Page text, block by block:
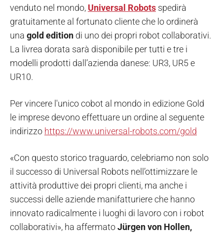
venduto nel mondo, Universal Robots spedirà
gratuitamente al fortunato cliente che lo ordinerà
una gold edition di uno dei propri robot collaborativi.
La livrea dorata sarà disponibile per tutti e tre i
modelli prodotti dall’azienda danese: UR3, UR5 e
UR10.
Per vincere l'unico cobot al mondo in edizione Gold
le imprese devono effettuare un ordine al seguente
indirizzo https://www.universal-robots.com/gold
«Con questo storico traguardo, celebriamo non solo
il successo di Universal Robots nell’ottimizzare le
attività produttive dei propri clienti, ma anche i
successi delle aziende manifatturiere che hanno
innovato radicalmente i luoghi di lavoro con i robot
collaborativi», ha affermatoJürgen von Hollen,